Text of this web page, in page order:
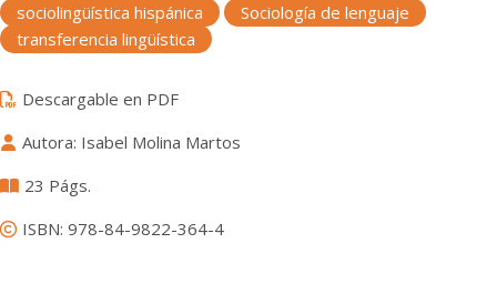
sociolingüística hispánica
Sociología de lenguaje
transferencia lingüística
Descargable en PDF
Autora: Isabel Molina Martos
23 Págs.
ISBN: 978-84-9822-364-4